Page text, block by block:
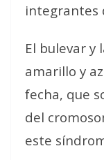
integrantes
El bulevar y
amarillo y
fecha, que
del
este